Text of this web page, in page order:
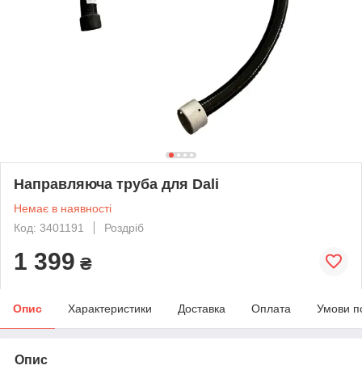
Направляюча труба для Dali
Немає в наявності
Код: 3401191
Роздріб
1 399 ₴
Опис Характеристики Доставка Оплата Умови
Опис